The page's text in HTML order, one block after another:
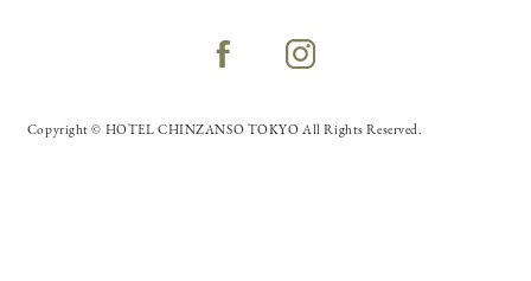
Copyright © HOTEL CHINZANSO TOKYO All Rights Reserved.